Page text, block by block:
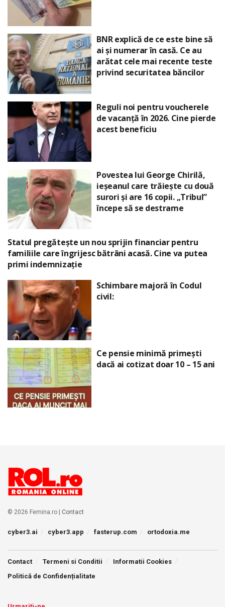
BNR explică de ce este bine să
ai și numerar în casă. Ce au
arătat cele mai recente teste
privind securitatea băncilor
Reguli noi pentru voucherele
de vacanță în 2026. Cine pierde
acest beneficiu
Povestea lui George Chirilă,
ieșeanul care trăiește cu două
surori și are 16 copii. „Tribul”
începe să se destrame
Statul pregătește un nou sprijin financiar pentru
familiile care îngrijesc bătrâni acasă. Cine va putea
primi indemnizație
Schimbare majoră în Codul
civil:
Ce pensie minimă primești
dacă ai cotizat doar 10 – 15 ani
© 2026 Femina.ro | Contact
cyber3.ai cyber3.app fasterup.com ortodoxia.me
Contact Termeni si Conditii
Informatii Cookies
Politică de Confidențialitate